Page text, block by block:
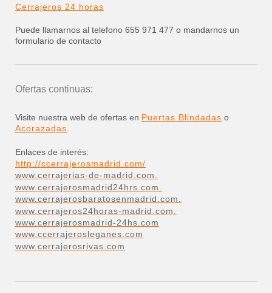
Cerrajeros 24 horas
Puede llamarnos al telefono 655 971 477 o mandarnos un
formulario de contacto
Ofertas continuas:
Visite nuestra web de ofertas en Puertas Blindadas o
Acorazadas
Enlaces de interés:
http://ccerrajerosmadrid.com/
www.cerrajerias-de-madrid.com.
www.cerrajerosmadrid24hrs.com.
www.cerrajerosbaratosenmadrid.com.
www.cerrajeros24horas-madrid.com.
www.cerrajerosmadrid-24hs.com
www.ccerrajerosleganes.com
www.cerrajerosrivas.com